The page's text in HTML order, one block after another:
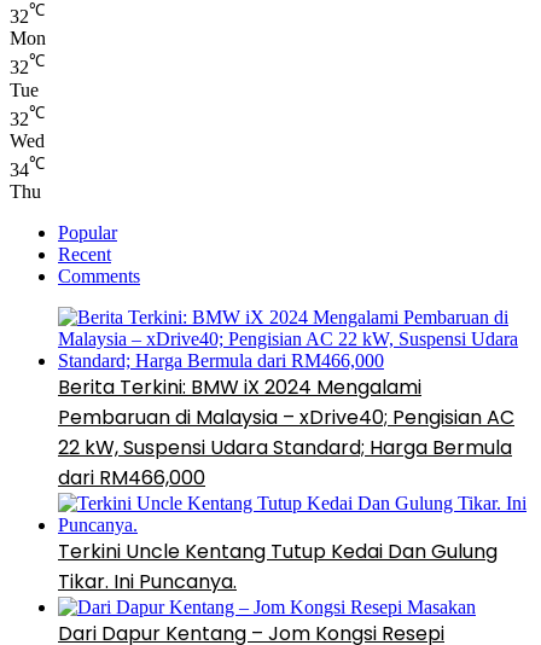
32℃
Mon
32℃
Tue
32℃
Wed
34℃
Thu
Popular
Recent
Comments
Berita Terkini: BMW iX 2024 Mengalami
Pembaruan di Malaysia – xDrive40; Pengisian AC
22 kW, Suspensi Udara Standard; Harga Bermula
dari RM466,000
Terkini Uncle Kentang Tutup Kedai Dan Gulung
Tikar. Ini Puncanya.
Dari Dapur Kentang – Jom Kongsi Resepi